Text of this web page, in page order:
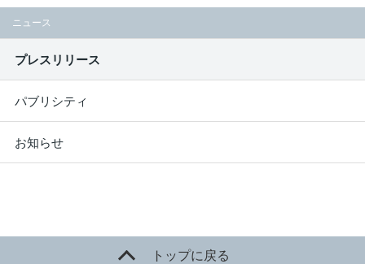
ニュース
プレスリリース
パブリシティ
お知らせ
トップに戻る